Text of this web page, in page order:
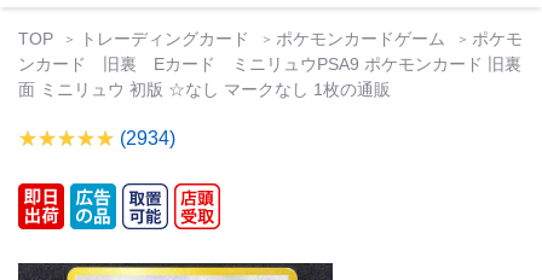
TOP トレーディングカード ポケモンカードゲーム
ポケモ
ンカード 旧裏 Eカード ミニリュウPSA9 ポケモンカード 旧裏
面 ミニリュウ 初版 ☆なし マークなし 1枚の通販
(2934)